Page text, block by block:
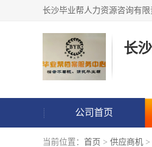
公司首页
当前位置： 首页 > 供应商机 >